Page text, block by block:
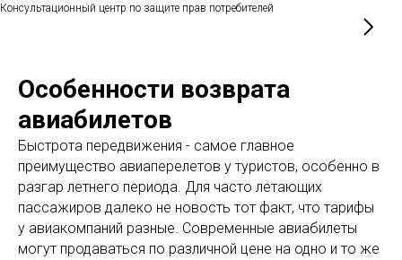
Консультационный центр по защите прав потребителей
Особенности возврата
авиабилетов
Быстрота передвижения - самое главное
преимущество авиаперелетов у туристов, особенно в
разгар летнего периода. Для часто летающих
пассажиров далеко не новость тот факт, что тарифы
у авиакомпаний разные. Современные авиабилеты
могут продаваться по различной цене на одно и то же